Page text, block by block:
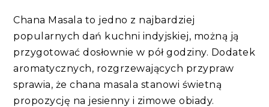
Chana Masala to jedno z najbardziej
popularnych dań kuchni indyjskiej, możną ją
przygotować dosłownie w pół godziny. Dodatek
aromatycznych, rozgrzewających przypraw
sprawia, że chana masala stanowi świetną
propozycję na jesienny i zimowe obiady.